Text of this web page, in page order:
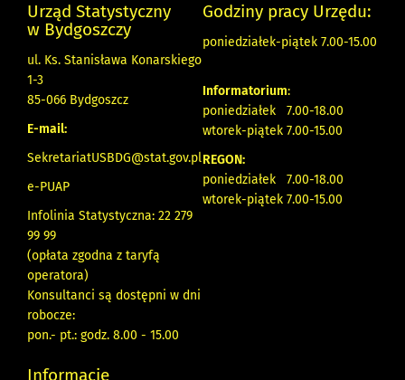
Urząd Statystyczny
w Bydgoszczy
ul. Ks. Stanisława Konarskiego
1-3
85-066 Bydgoszcz
E-mail:
SekretariatUSBDG@stat.gov.pl
e-PUAP
Infolinia Statystyczna: 22 279
99 99
(opłata zgodna z taryfą
operatora)
Konsultanci są dostępni w dni
robocze:
pon.- pt.: godz. 8.00 - 15.00
Godziny pracy Urzędu:
poniedziałek-piątek 7.00-15.00
Informatorium:
poniedziałek 7.00-18.00
wtorek-piątek 7.00-15.00
REGON:
poniedziałek 7.00-18.00
wtorek-piątek 7.00-15.00
Informacje